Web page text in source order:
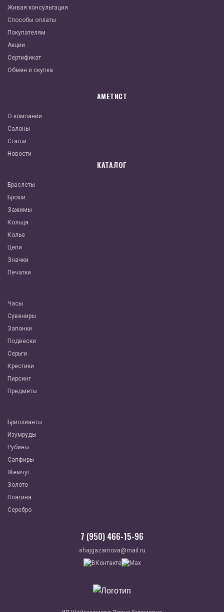
Живая консультация
Способы оплаты
Покупателям
Акции
Сертификат
Обмен и скупка
АМЕТИСТ
О компании
Салоны
Статьи
Новости
КАТАЛОГ
Браслеты
Броши
Зажимы
Кольца
Колье
Цепи
Значки
Печатки
Часы
Сувениры
Запонки
Подвески
Серьги
Крестики
Пирсинг
Предметы
Бриллианты
Изумруды
Рубины
Сапфиры
Жемчуг
Золото
Платина
Серебро
7 (950) 466-15-96
shajgazamova@mail.ru